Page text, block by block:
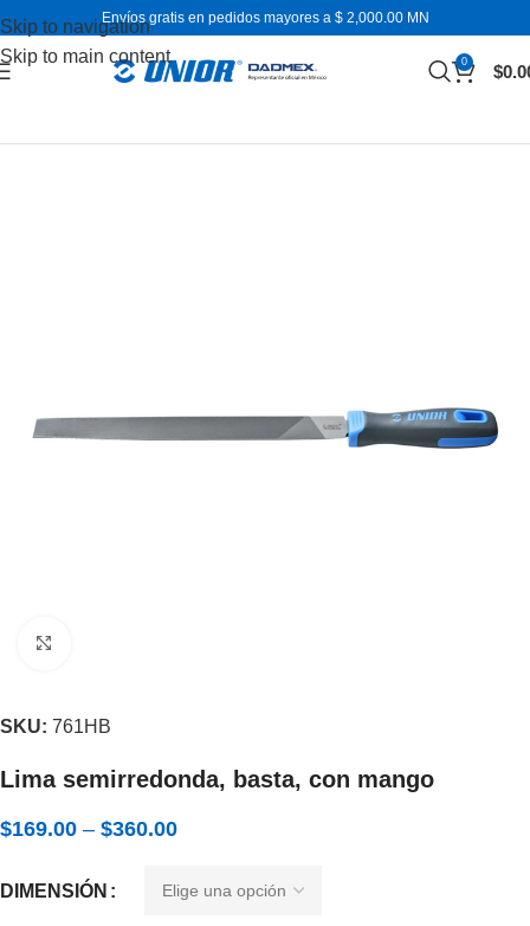
Skip to navigation
Skip to main content
Envíos gratis en pedidos mayores a $ 2,000.00 MN
0 $
SKU: 761HB
Lima semirredonda, basta, con mango
$169.00 – $360.00
DIMENSIÓN